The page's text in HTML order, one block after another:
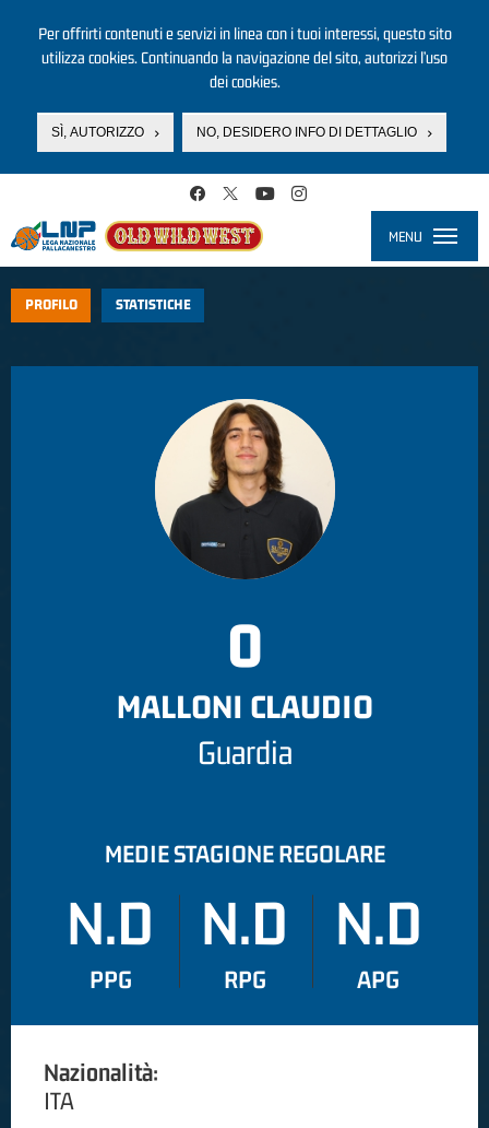
Per offrirti contenuti e servizi in linea con i tuoi interessi, questo sito
utilizza cookies. Continuando la navigazione del sito, autorizzi l’uso
dei cookies.
SÌ, AUTORIZZO NO, DESIDERO INFO DI DETTAGLIO
MENU
PROFILO STATISTICHE
0
MALLONI CLAUDIO
Guardia
MEDIE STAGIONE REGOLARE
N.D
PPG
N.D
RPG
N.D
APG
Nazionalità:
ITA